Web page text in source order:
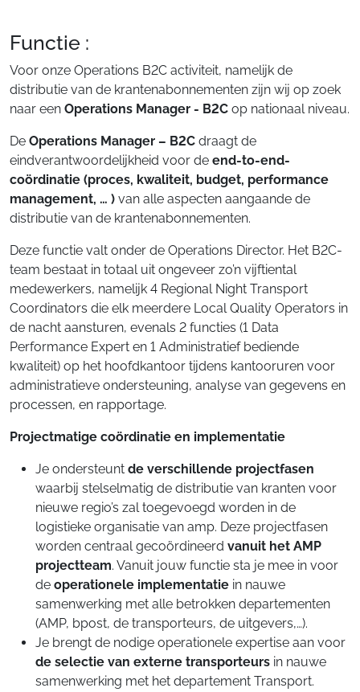
Functie :
Voor onze Operations B2C activiteit, namelijk de
distributie van de krantenabonnementen zijn wij op zoek
naar een Operations Manager - B2C op nationaal niveau.
De Operations Manager – B2C draagt de
eindverantwoordelijkheid voor de end-to-end-
coördinatie (proces, kwaliteit, budget, performance
management, … ) van alle aspecten aangaande de
distributie van de krantenabonnementen.
Deze functie valt onder de Operations Director. Het B2C-
team bestaat in totaal uit ongeveer zo’n vijftiental
medewerkers, namelijk 4 Regional Night Transport
Coordinators die elk meerdere Local Quality Operators in
de nacht aansturen, evenals 2 functies (1 Data
Performance Expert en 1 Administratief bediende
kwaliteit) op het hoofdkantoor tijdens kantooruren voor
administratieve ondersteuning, analyse van gegevens en
processen, en rapportage.
Projectmatige coördinatie en implementatie
Je ondersteunt de verschillende projectfasen
waarbij stelselmatig de distributie van kranten voor
nieuwe regio’s zal toegevoegd worden in de
logistieke organisatie van amp. Deze projectfasen
worden centraal gecoördineerd vanuit het AMP
projectteam. Vanuit jouw functie sta je mee in voor
de operationele implementatie in nauwe
samenwerking met alle betrokken departementen
(AMP, bpost, de transporteurs, de uitgevers,…).
Je brengt de nodige operationele expertise aan voor
de selectie van externe transporteurs in nauwe
samenwerking met het departement Transport.